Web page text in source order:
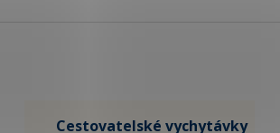
Cestovatelské vychytávky